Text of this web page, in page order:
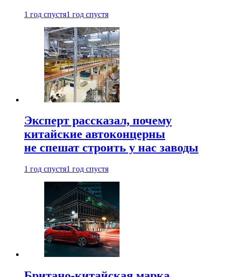
1 год спустя1 год спустя
Эксперт рассказал, почему
китайские автоконцерны
не спешат строить у нас заводы
1 год спустя1 год спустя